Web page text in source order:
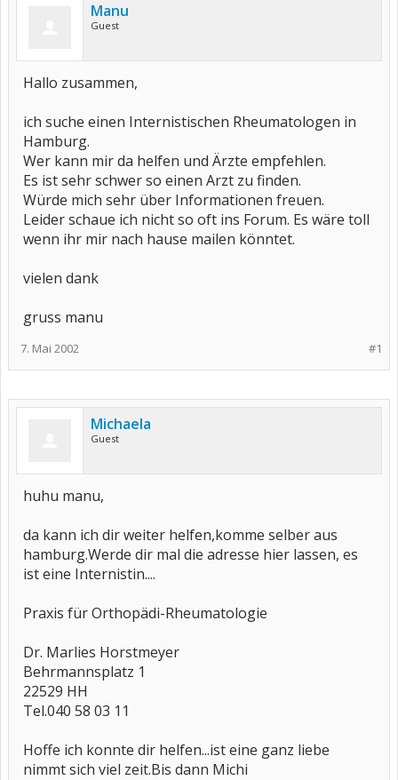
Manu
Guest
Hallo zusammen,
ich suche einen Internistischen Rheumatologen in
Hamburg.
Wer kann mir da helfen und Ärzte empfehlen.
Es ist sehr schwer so einen Arzt zu finden.
Würde mich sehr über Informationen freuen.
Leider schaue ich nicht so oft ins Forum. Es wäre toll
wenn ihr mir nach hause mailen könntet.
vielen dank
gruss manu
#1
7. Mai 2002
Michaela
Guest
huhu manu,
da kann ich dir weiter helfen,komme selber aus
hamburg.Werde dir mal die adresse hier lassen, es
ist eine Internistin....
Praxis für Orthopädi-Rheumatologie
Dr. Marlies Horstmeyer
Behrmannsplatz 1
22529 HH
Tel.040 58 03 11
Hoffe ich konnte dir helfen...ist eine ganz liebe
nimmt sich viel zeit.Bis dann Michi